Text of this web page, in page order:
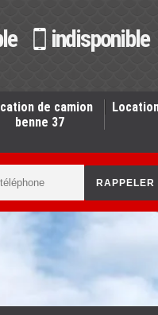
indisponible
de camion
benne 37